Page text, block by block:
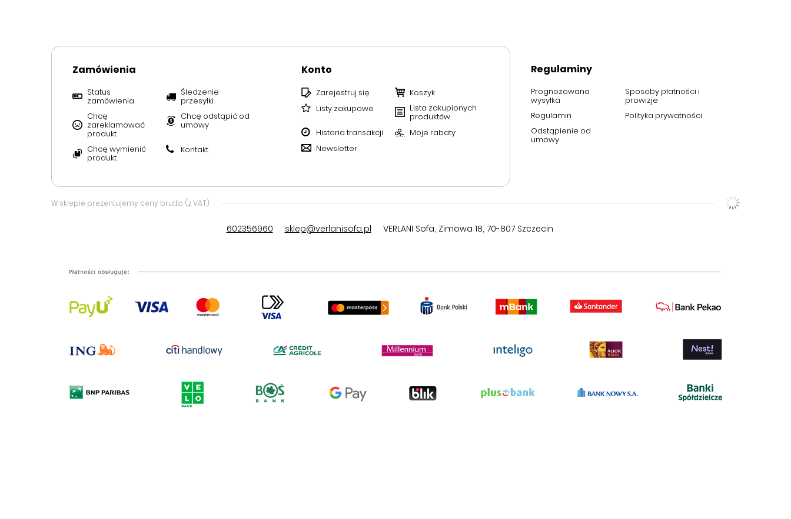
Zamówienia
Status
zamówienia
Śledzenie
przesyłki
Chcę
zareklamować
produkt
Chcę odstąpić od
umowy
Chcę wymienić
produkt
Kontakt
Konto
Zarejestruj się
Koszyk
Listy zakupowe
Lista zakupionych
produktów
Historia transakcji
Moje rabaty
Newsletter
Regulaminy
Prognozowana
wysyłka
Sposoby płatności i
prowizje
Regulamin
Polityka prywatności
Odstąpienie od
umowy
W sklepie prezentujemy ceny brutto (z VAT).
602356960 sklep@verlanisofa.pl VERLANI Sofa, Zimowa 18, 70-807Szczecin